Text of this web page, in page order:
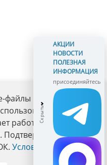
и обрабатывает
Яндекс
работу сайта и
Подтвердите ваше
Условия политики.
АКЦИИ
НОВОСТИ
ПОЛЕЗНАЯ
ИНФОРМАЦИЯ
присоединяйтесь